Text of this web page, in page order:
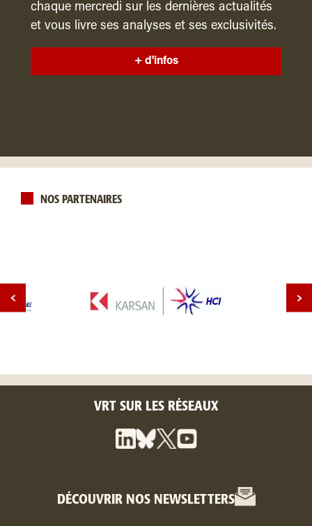
chaque mercredi sur les dernières actualités
et vous livre ses analyses et ses exclusivités.
+ d'infos
NOS PARTENAIRES
VRT SUR LES RÉSEAUX
DÉCOUVRIR NOS NEWSLETTERS